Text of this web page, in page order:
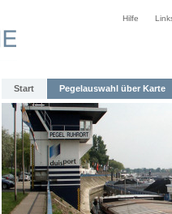
Hilfe
Start Pegelauswahl über Karte